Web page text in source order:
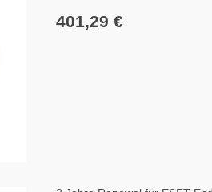
401,29 €